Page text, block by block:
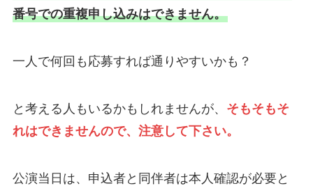
番号での重複申し込みはできません。
一人で何回も応募すれば通りやすいかも？
と考える人もいるかもしれませんが、 そもそもそ
れはできませんので、注意して下さい。
公演当日は、申込者と同伴者は本人確認が必要と